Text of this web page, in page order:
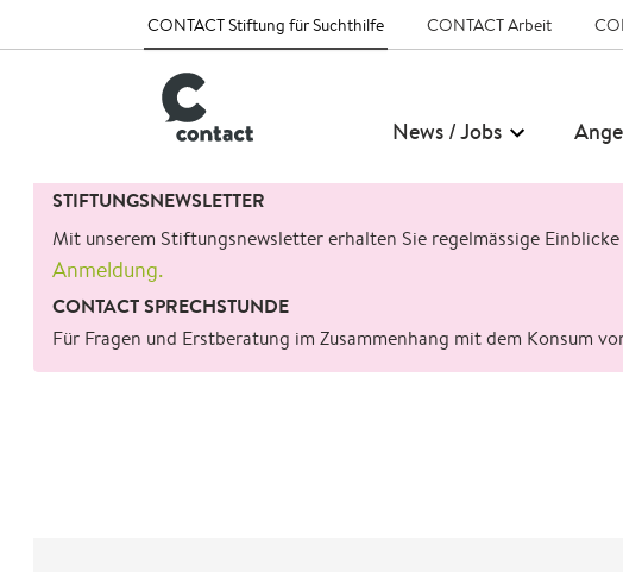
CONTACT Stiftung für Suchthilfe CONTACT Arbeit
News / Jobs
nach:
STIFTUNGSNEWSLETTER
Mit unserem Stiftungsnewsletter erhalten Sie regelmässige
Anmeldung.
CONTACT SPRECHSTUNDE
Für Fragen und Erstberatung im Zusammenhang mit dem Konsum